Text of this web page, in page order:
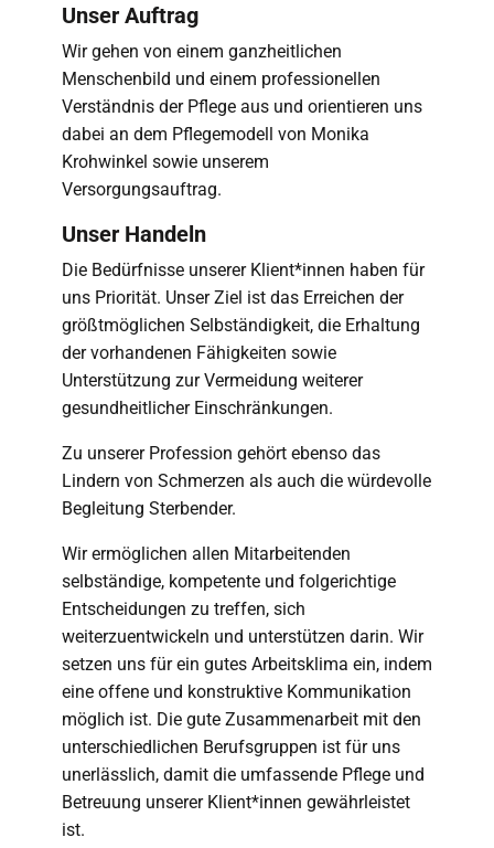
Unser Auftrag
Wir gehen von einem ganzheitlichen
Menschenbild und einem professionellen
Verständnis der Pflege aus und orientieren uns
dabei an dem Pflegemodell von Monika
Krohwinkel sowie unserem
Versorgungsauftrag.
Unser Handeln
Die Bedürfnisse unserer Klient*innen haben für
uns Priorität. Unser Ziel ist das Erreichen der
größtmöglichen Selbständigkeit, die Erhaltung
der vorhandenen Fähigkeiten sowie
Unterstützung zur Vermeidung weiterer
gesundheitlicher Einschränkungen.
Zu unserer Profession gehört ebenso das
Lindern von Schmerzen als auch die würdevolle
Begleitung Sterbender.
Wir ermöglichen allen Mitarbeitenden
selbständige, kompetente und folgerichtige
Entscheidungen zu treffen, sich
weiterzuentwickeln und unterstützen darin. Wir
setzen uns für ein gutes Arbeitsklima ein, indem
eine offene und konstruktive Kommunikation
möglich ist. Die gute Zusammenarbeit mit den
unterschiedlichen Berufsgruppen ist für uns
unerlässlich, damit die umfassende Pflege und
Betreuung unserer Klient*innen gewährleistet
ist.